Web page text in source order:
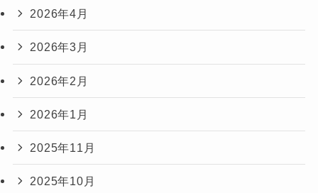
2026年4月
2026年3月
2026年2月
2026年1月
2025年11月
2025年10月